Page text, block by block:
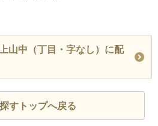
山中（丁目・字なし）に配
すトップへ戻る